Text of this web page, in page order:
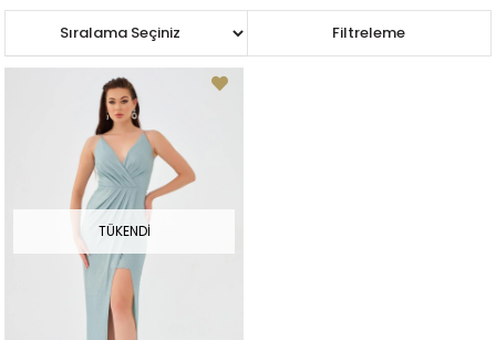
Filtreleme
Sıralama
TÜKENDI